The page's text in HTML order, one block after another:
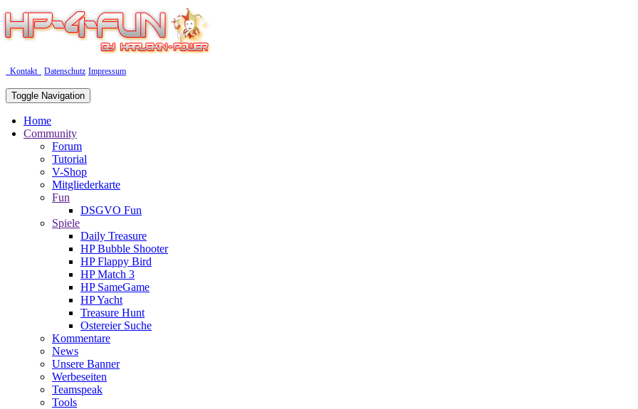
Kontakt Datenschutz Impressum
Toggle Navigation
Home
Community
Forum
Tutorial
V-Shop
Mitgliederkarte
Fun
DSGVO Fun
Spiele
Daily Treasure
HP Bubble Shooter
HP Flappy Bird
HP Match 3
HP SameGame
HP Yacht
Treasure Hunt
Ostereier Suche
Kommentare
News
Unsere Banner
Werbeseiten
Teamspeak
Tools